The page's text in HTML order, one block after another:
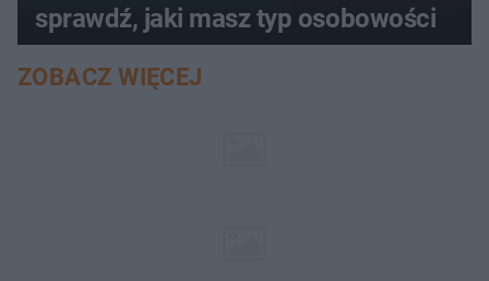
sprawdź, jaki masz typ osobowości
ZOBACZ WIĘCEJ